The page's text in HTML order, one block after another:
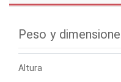
Peso y
Altura